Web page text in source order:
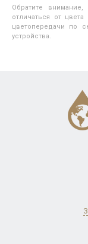
Обратите
отличаться от
цветопередачи по
устройства.